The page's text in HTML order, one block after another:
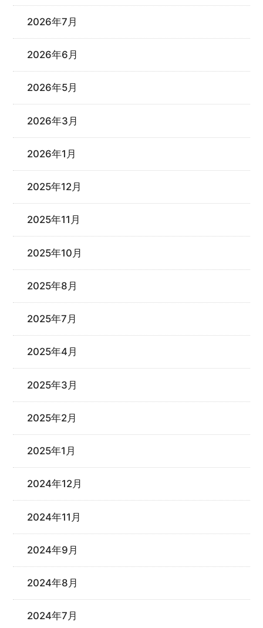
2026年7月
2026年6月
2026年5月
2026年3月
2026年1月
2025年12月
2025年11月
2025年10月
2025年8月
2025年7月
2025年4月
2025年3月
2025年2月
2025年1月
2024年12月
2024年11月
2024年9月
2024年8月
2024年7月